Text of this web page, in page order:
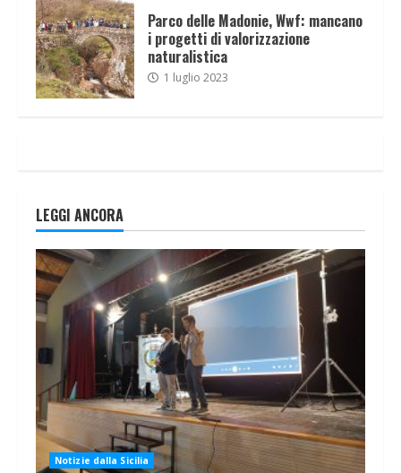
Parco delle Madonie, Wwf: mancano
i progetti di valorizzazione
naturalistica
1 luglio 2023
LEGGI ANCORA
Notizie dalla Sicilia